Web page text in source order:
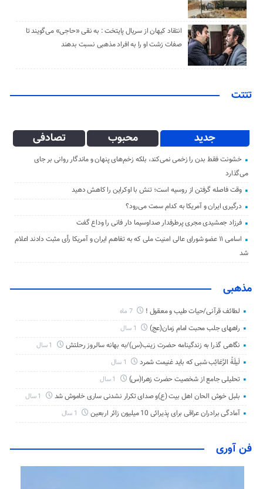
انتقاد کیهان از سریال پایتخت : به نقی «حاجی» می‌گویند تا
صفات زشت او را به افراد مذهبی نسبت بدهند
تتتت
جدید محبوب تصادفی
خشونت فقط بدن را زخمی نمی‌کند، بلکه زخم‌های پنهان و ماندگار روانی بر جای
می‌گذارد
وقت فاصله گرفتن از روسیه است؛ تنش با اوکراین را کاهش دهید
درگیری ایران و آمریکا به کدام سمت می‌رود؟
فرزاد جمشیدی مجری پرطرفدار صداوسیما دار فانی را وداع گفت
اسامی ۱۱ عضو شورای عالی امنیت ملی که به تفاهم ایران و آمریکا رأی مثبت دادند اعلام
شد
مذهبی
لطائف قرآنی/حیات طیب و معقول ! 7 ماه
راههای جلب محبت امام زمان(عج)
نگاهی گذرا به زندگینامه حضرت زینب(س)/به بهانه سالروز رحلتش
لَیلَةُ الرَّغائِب شبی که باید غنیمت شمرد
تحلیلی جامع از شخصیت حضرت زهرا(س)
بلبل خوش الحان اهل بیت (ع)و صدای تکرار نشدنی ساری خاموش شد
آمادگی برادران عراقی برای پذیرائی 10 میلیون زائر اربعین
فن آوری